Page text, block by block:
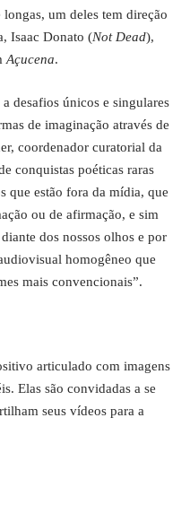
um deles tem direção
Isaac Donato (Not Dead),
Açucena.
desafios únicos e singulares
de imaginação através de
coordenador curatorial da
conquistas poéticas raras
que estão fora da mídia, que
ou de afirmação, e sim
dos nossos olhos e por
homogêneo que
mais convencionais”.
articulado com imagens
Elas são convidadas a se
seus vídeos para a